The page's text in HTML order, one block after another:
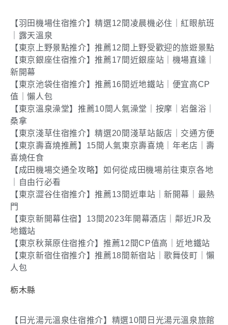
【羽田機場住宿推介】精選12間凌晨機必住｜紅眼航班
｜露天溫泉
【東京上野景點推介】推薦12間上野受歡迎的旅遊景點
【東京銀座住宿推介】推薦17間近銀座站｜機場直達｜
新開幕
【東京池袋住宿推介】推薦16間近地鐵站｜便宜高CP
值｜懶人包
【東京溫泉澡堂】推薦10間人氣澡堂｜按摩｜岩盤浴｜
桑拿
【東京淺草住宿推介】精選20間淺草站飯店｜交通方便
【東京壽喜燒推薦】15間人氣東京壽喜燒｜年老店｜壽
喜燒任食
【成田機場交通全攻略】如何從成田機場前往東京各地
｜自由行必看
【東京澀谷住宿推介】推薦13間近車站｜新開幕｜最熱
門
【東京新開幕住宿】13間2023年開幕酒店｜鄰近JR及
地鐵站
【東京秋葉原住宿推介】推薦12間CP值高｜近地鐵站
【東京新宿住宿推介】推薦18間新宿站｜歌舞伎町｜懶
人包
栃木縣
【日光湯元溫泉住宿推介】精選10間日光湯元溫泉旅館